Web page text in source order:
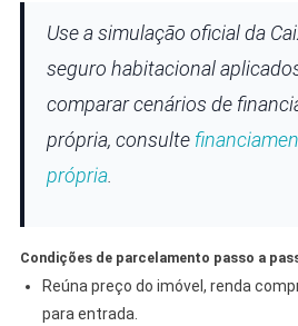
Use a simulação oficial da
seguro habitacional
comparar cenários de
própria, consulte
própria.
Condições de parcelamento passo a
Reúna preço do imóvel, renda
para entrada.